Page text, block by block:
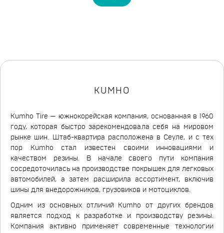
KUMHO
Kumho Tire — южнокорейская компания, основанная в 1960
году, которая быстро зарекомендовала себя на мировом
рынке шин. Штаб-квартира расположена в Сеуле, и с тех
пор Kumho стал известен своими инновациями и
качеством резины. В начале своего пути компания
сосредоточилась на производстве покрышек для легковых
автомобилей, а затем расширила ассортимент, включив
шины для внедорожников, грузовиков и мотоциклов.
Одним из основных отличий Kumho от других брендов
является подход к разработке и производству резины.
Компания активно применяет современные технологии